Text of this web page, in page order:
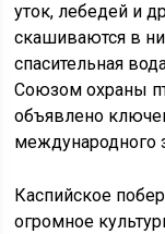
уток, лебедей и
скашиваются в
спасительная
Союзом охраны
объявлено
международного
Каспийское
огромное